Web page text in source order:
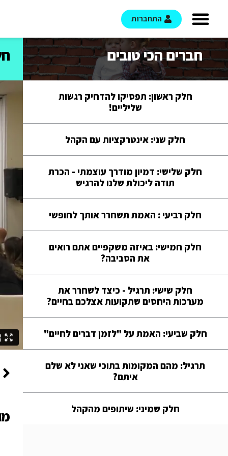
התחברות
חברים הכי טובים
חלק ראשון: תפסיקו להדחיק רגשות
שליליים!
חלק שני: אינטרקציות עם הקהל
חלק שלישי: דמיון מודרך עוצמתי - הכרת
תודה ליכולת שלנו להרגיש
חלק רביעי : האמת תשחרר אותך לחופשי
חלק חמישי: באיזה משקפיים אתם רואים
את הסביבה?
חלק שישי: תרגיל - כיצד לשחרר את
מערכות היחסים שתקועות אצלכם בחיים?
חלק שביעי: האמת על "לזמן דברים לחיים"
תרגיל: מהם המקומות בתוכי שאני לא שלם
איתם?
חלק שמיני: שיתופים מהקהל